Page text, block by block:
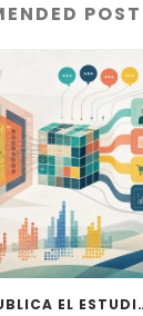
GOOGLE PUBLICA EL